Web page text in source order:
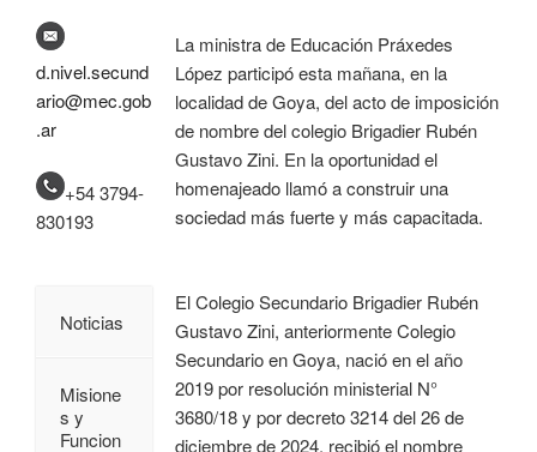
La ministra de Educación Práxedes
López participó esta mañana, en la
localidad de Goya, del acto de imposición
de nombre del colegio Brigadier Rubén
Gustavo Zini. En la oportunidad el
homenajeado llamó a construir una
sociedad más fuerte y más capacitada.
El Colegio Secundario Brigadier Rubén
Gustavo Zini, anteriormente Colegio
Secundario en Goya, nació en el año
2019 por resolución ministerial N°
3680/18 y por decreto 3214 del 26 de
diciembre de 2024, recibió el nombre
d.nivel.secund
ario@mec.gob
.ar
+54 3794-
830193
Noticias
Misione
s y
Funcion